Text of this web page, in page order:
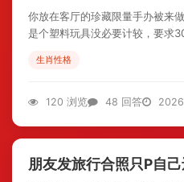
你放在客厅的珍藏限量手办被来
是个塑料玩具没必要计较，要求
生肖性格
120 浏览 48 回答
朋友发旅行合照只P自